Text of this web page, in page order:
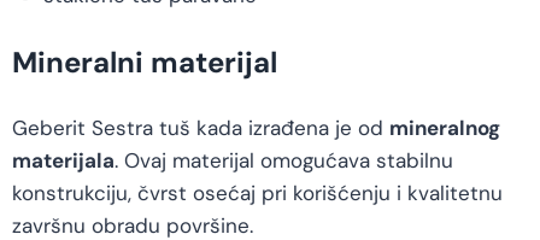
Mineralni materijal
Geberit Sestra tuš kada izrađena je od mineralnog
materijala. Ovaj materijal omogućava stabilnu
konstrukciju, čvrst osećaj pri korišćenju i kvalitetnu
završnu obradu površine.